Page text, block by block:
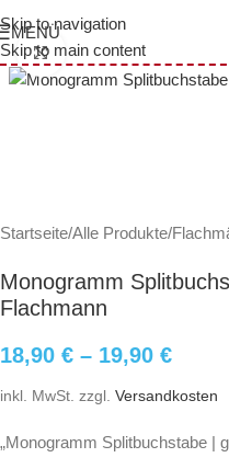
Skip to navigation
Skip to main content
MENÜ
Click to enlarge
Startseite/Alle Produkte/
Monogramm
Flachmann
18,90 € – 19,90 €
inkl. MwSt. zzgl. Versandkosten
„Monogramm Splitbuchstabe |